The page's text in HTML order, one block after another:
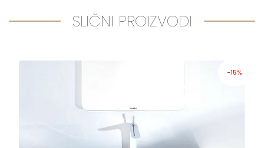
SLIČNI PROIZVODI
-15%